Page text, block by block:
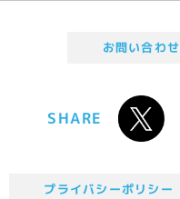
お問い合わせ
SHARE
プライバシーポリシー